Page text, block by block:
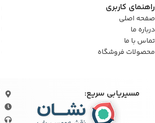
راهنمای کاربری
صفحه اصلی
درباره ما
تماس با ما
محصولات فروشگاه
مسیریابی سریع: